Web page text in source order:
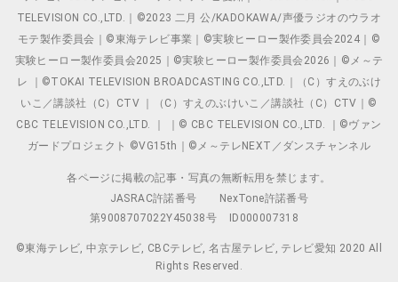
TELEVISION CO.,LTD.｜©2023 二月 公/KADOKAWA/声優ラジオのウラオ
モテ製作委員会｜©東海テレビ事業｜©実験ヒーロー製作委員会2024｜©
実験ヒーロー製作委員会2025｜©実験ヒーロー製作委員会2026｜©メ～テ
レ ｜©TOKAI TELEVISION BROADCASTING CO.,LTD.｜（C）すえのぶけ
いこ／講談社（C）CTV ｜（C）すえのぶけいこ／講談社（C）CTV｜©
CBC TELEVISION CO.,LTD. ｜ ｜© CBC TELEVISION CO.,LTD. ｜©ヴァン
ガードプロジェクト ©VG15th｜©メ～テレNEXT／ダンスチャンネル
各ページに掲載の記事・写真の無断転用を禁じます。
JASRAC許諾番号
NexTone許諾番号
第9008707022Y45038号
ID000007318
©東海テレビ, 中京テレビ, CBCテレビ, 名古屋テレビ, テレビ愛知 2020 All
Rights Reserved.